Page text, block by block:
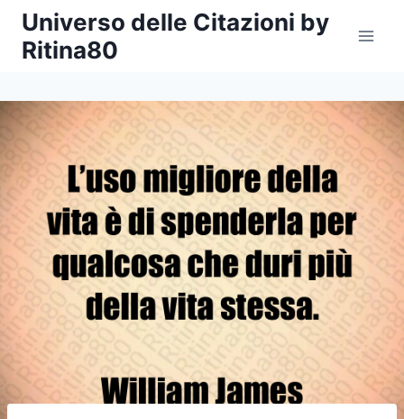
Salta
contenuto
Universo delle Citazioni by
Ritina80